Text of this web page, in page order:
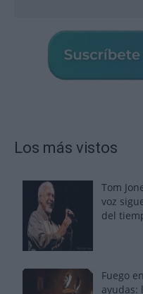
Los más vistos
Tom
voz
del
Fuego